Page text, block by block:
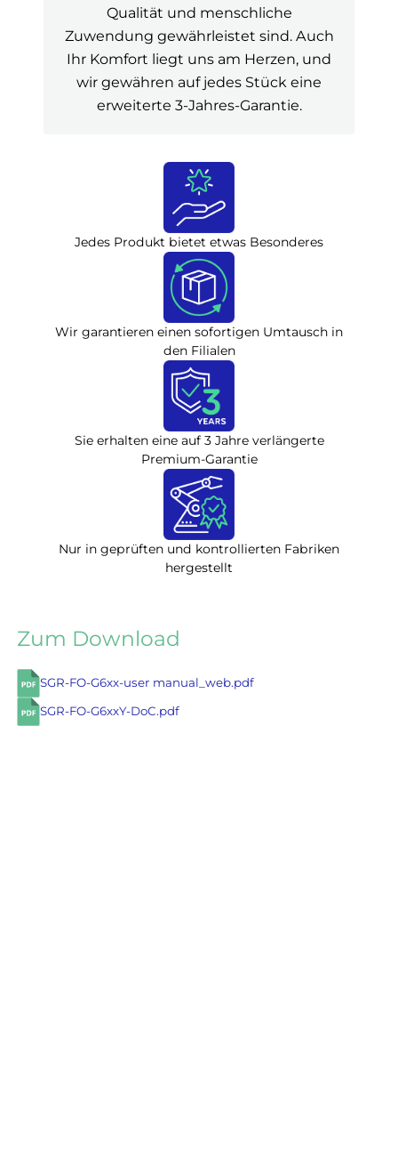
Qualität und menschliche
Zuwendung gewährleistet sind. Auch
Ihr Komfort liegt uns am Herzen, und
wir gewähren auf jedes Stück eine
erweiterte 3-Jahres-Garantie.
Jedes Produkt bietet etwas Besonderes
Wir garantieren einen sofortigen Umtausch in
den Filialen
Sie erhalten eine auf 3 Jahre verlängerte
Premium-Garantie
Nur in geprüften und kontrollierten Fabriken
hergestellt
Zum Download
SGR-FO-G6xx-user manual_web.pdf
SGR-FO-G6xxY-DoC.pdf